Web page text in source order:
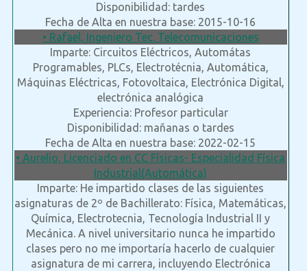
Disponibilidad: tardes
Fecha de Alta en nuestra base: 2015-10-16
• Rafael, Ingeniero Tec. Telecomunicaciones
Imparte: Circuitos Eléctricos, Automátas
Programables, PLCs, Electrotécnia, Automática,
Máquinas Eléctricas, Fotovoltaica, Electrónica Digital,
electrónica analógica
Experiencia: Profesor particular
Disponibilidad: mañanas o tardes
Fecha de Alta en nuestra base: 2022-02-15
• Aurelio, Licenciado en CC Físicas- Especialidad Física
Industrial(Automática)
Imparte: He impartido clases de las siguientes
asignaturas de 2º de Bachillerato: Física, Matemáticas,
Química, Electrotecnia, Tecnología Industrial II y
Mecánica. A nivel universitario nunca he impartido
clases pero no me importaría hacerlo de cualquier
asignatura de mi carrera, incluyendo Electrónica